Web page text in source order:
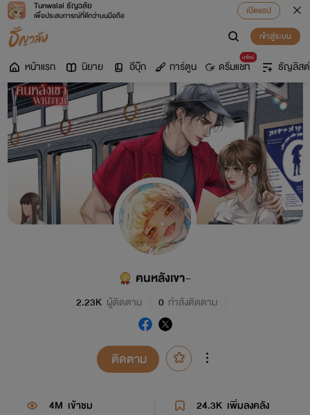
Tunwalai ธัญวลัย
เพื่อประสบการณ์ที่ดีกว่าบนมือถือ
เปิดแอป
เข้าสู่ระบบ
หน้าแรก นิยาย อีบุ๊ก การ์ตูน
มาใหม่
ดรีมแชท ธัญลิสต์
ฅนหลังเขา-
2.23K ผู้ติดตาม 0 กำลังติดตาม
ติดตาม
4M เข้าชม 24.3K เพิ่มลงคลัง